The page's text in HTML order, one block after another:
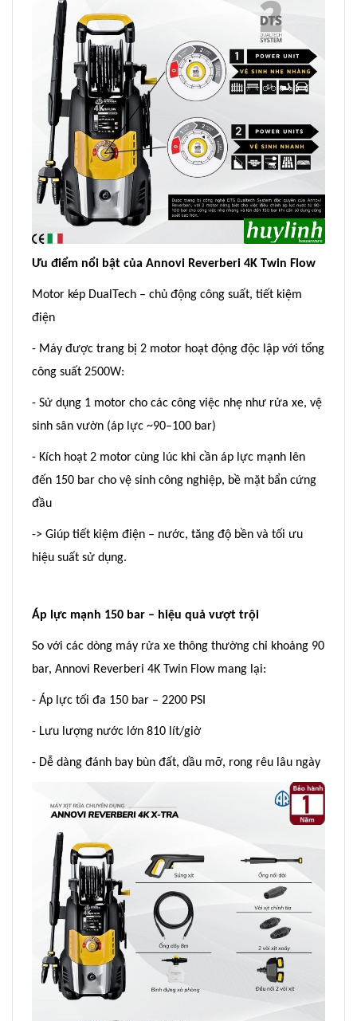
Ưu điểm nổi bật của Annovi Reverberi 4K Twin Flow
Motor kép DualTech – chủ động công suất, tiết kiệm
điện
- Máy được trang bị 2 motor hoạt động độc lập với tổng
công suất 2500W:
- Sử dụng 1 motor cho các công việc nhẹ như rửa xe, vệ
sinh sân vườn (áp lực ~90–100 bar)
- Kích hoạt 2 motor cùng lúc khi cần áp lực mạnh lên
đến 150 bar cho vệ sinh công nghiệp, bề mặt bẩn cứng
đầu
-> Giúp tiết kiệm điện – nước, tăng độ bền và tối ưu
hiệu suất sử dụng.
Áp lực mạnh 150 bar – hiệu quả vượt trội
So với các dòng máy rửa xe thông thường chỉ khoảng 90
bar, Annovi Reverberi 4K Twin Flow mang lại:
- Áp lực tối đa 150 bar – 2200 PSI
- Lưu lượng nước lớn 810 lít/giờ
- Dễ dàng đánh bay bùn đất, dầu mỡ, rong rêu lâu ngày